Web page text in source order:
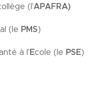
(l'APAFRA)
(le PMS)
anté à l'Ecole (le PSE)